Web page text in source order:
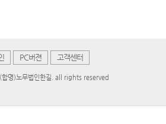
PC버젼 고객센터
명)노무법인한길. all rights reserved